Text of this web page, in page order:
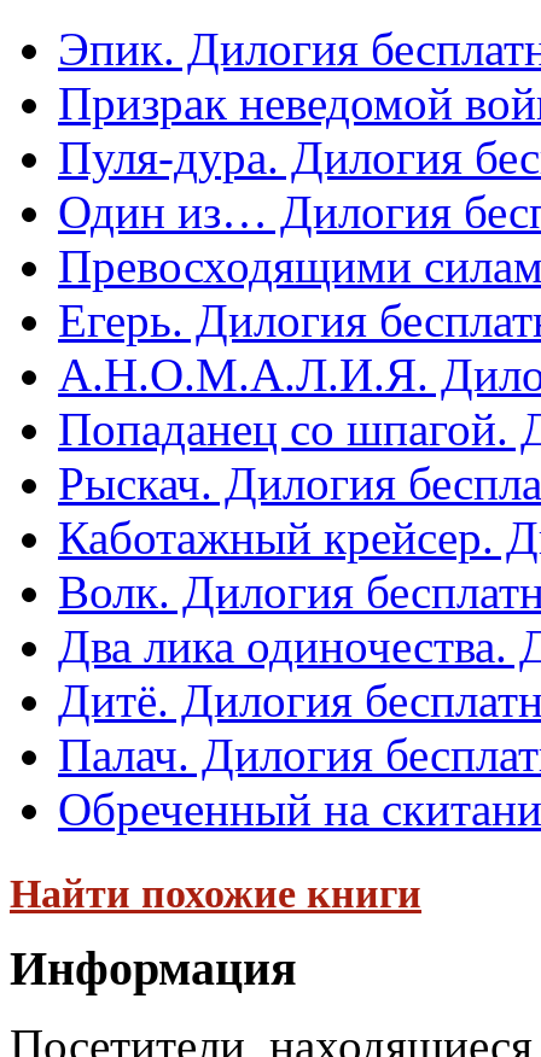
Эпик. Дилогия
Призрак неведомой
Пуля-дура. Дилогия
Один из… Дилогия
Превосходящими
Егерь. Дилогия
А.Н.О.М.А.Л.И.Я.
Попаданец со шпагой.
Рыскач. Дилогия
Каботажный крейсер.
Волк. Дилогия
Два лика одиночества.
Дитё. Дилогия
Палач. Дилогия
Обреченный на
Найти похожие книги
Информация
Посетители,